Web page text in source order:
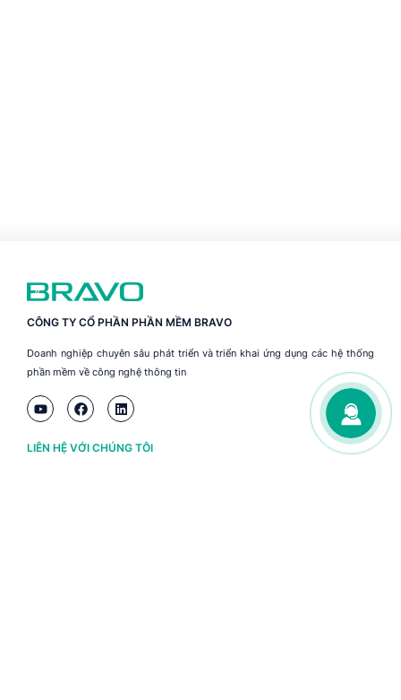
CÔNG TY CỔ PHẦN PHẦN MỀM BRAVO
Doanh nghiệp chuyên sâu phát triển và triển khai ứng dụng các hệ thống
phần mềm về công nghệ thông tin
LIÊN HỆ VỚI CHÚNG TÔI